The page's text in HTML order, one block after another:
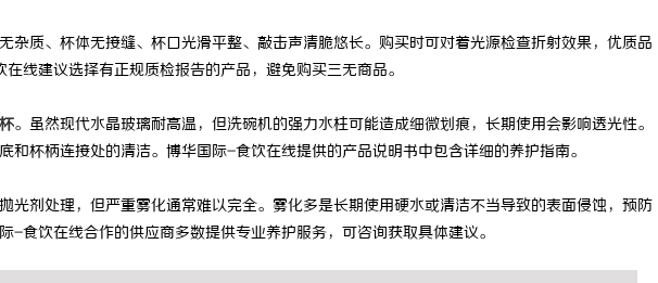
杂质、杯体无接缝、杯口光滑平整、敲击声清脆悠长。购买时可对着光源检查折射效果，优质品
线建议选择有正规质检报告的产品，避免购买三无商品。
。虽然现代水晶玻璃耐高温，但洗碗机的强力水柱可能造成细微划痕，长期使用会影响透光性。
和杯柄连接处的清洁。博华国际-食饮在线提供的产品说明书中包含详细的养护指南。
光剂处理，但严重雾化通常难以完全。雾化多是长期使用硬水或清洁不当导致的表面侵蚀，预防
-食饮在线合作的供应商多数提供专业养护服务，可咨询获取具体建议。